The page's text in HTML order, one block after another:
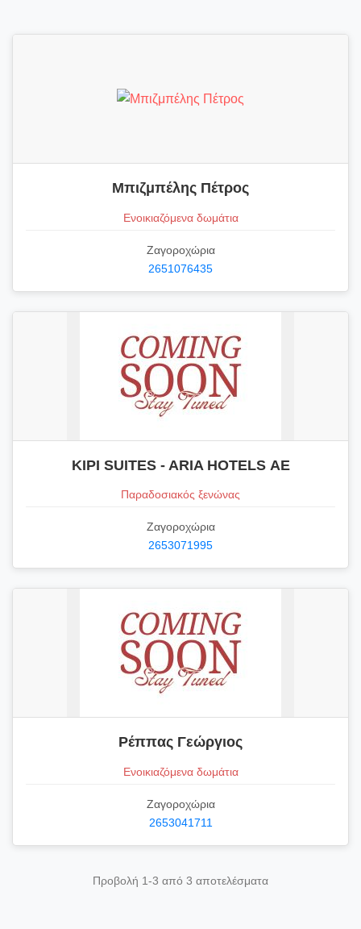
Μπιζμπέλης Πέτρος
Ενοικιαζόμενα δωμάτια
Ζαγοροχώρια
2651076435
KIPI SUITES - ARIA HOTELS ΑΕ
Παραδοσιακός ξενώνας
Ζαγοροχώρια
2653071995
Ρέππας Γεώργιος
Ενοικιαζόμενα δωμάτια
Ζαγοροχώρια
2653041711
Προβολή 1-3 από 3 αποτελέσματα